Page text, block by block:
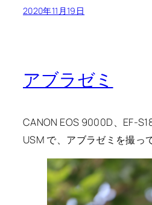
2020年11月19日
アブラゼミ
CANON EOS 9000D、EF-
USM で、アブラゼミを撮っ